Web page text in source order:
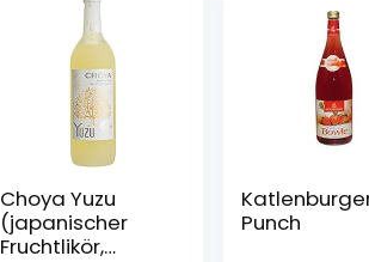
Choya Yuzu
(japanischer
Fruchtlikör,
Punch